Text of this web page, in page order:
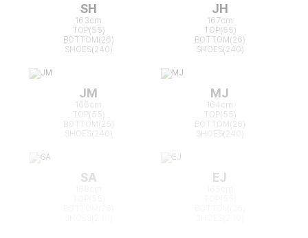
SH
163cm
TOP(55)
BOTTOM(26)
SHOES(240)
JH
167cm
TOP(55)
BOTTOM(26)
SHOES(240)
JM
166cm
TOP(55)
BOTTOM(25)
MJ
164cm
TOP(55)
BOTTOM(26)
SA EJ